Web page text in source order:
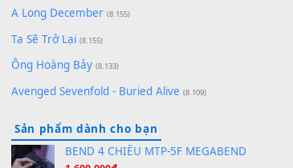
Bóng mây qua thềm
[SHEET PIANO] We Wish You A Merry Christmas
(8.516)
Orange Days - FT Island (8.315)
Hãy nói với em - Mỹ Tâm - Bằng Kiều
Hương Ngọc Lan (8.251)